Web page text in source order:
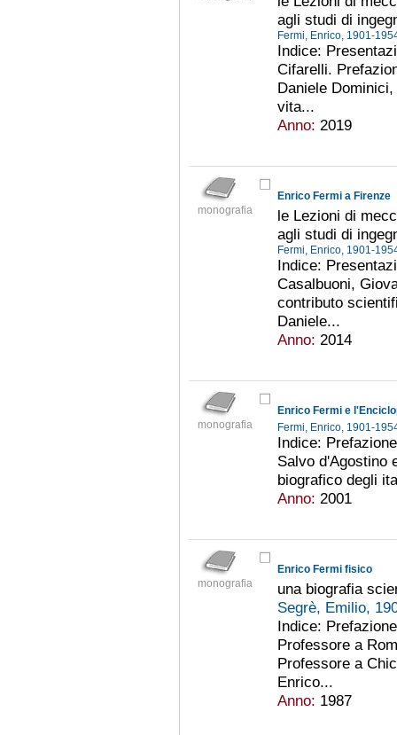
agli studi di
Fermi, Enrico, 1901-
Indice:
Cifarelli.
Daniele
vita...
Anno: 2019
monografia
Enrico Fermi a Firenze
le Lezioni di
agli studi di
Fermi, Enrico, 1901-
Indice:
Casalbuoni,
contributo
Daniele...
Anno: 2014
monografia
Enrico Fermi e
Fermi, Enrico, 1901-
Indice:
Salvo d'Agostino
biografico degli
Anno: 2001
monografia
Enrico Fermi fisico
una biografia
Segrè, Emilio,
Indice:
Professore a
Professore a
Enrico...
Anno: 1987